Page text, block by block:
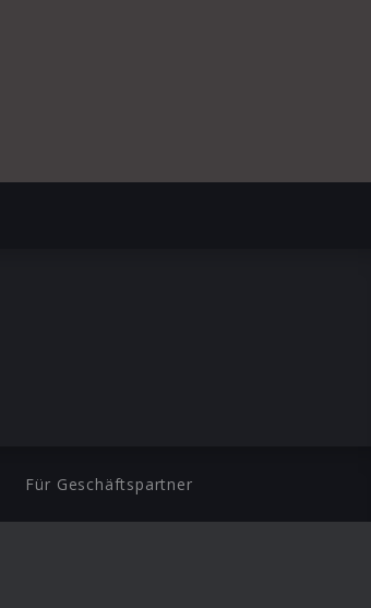
Für Geschäftspartner